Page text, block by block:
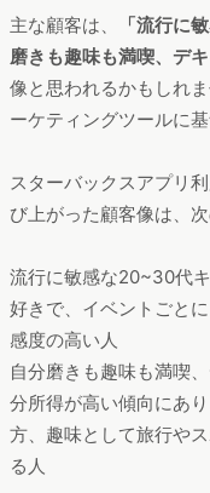
主な顧客は、
「流行に
磨きも趣味も満喫、デ
像と思われるかもしれ
ーケティングツールに
スターバックスアプリ
び上がった顧客像は、
流行に敏感な20~30代
好きで、イベントごと
感度の高い人
自分磨きも趣味も満喫
分所得が高い傾向にあ
方、趣味として旅行や
る人